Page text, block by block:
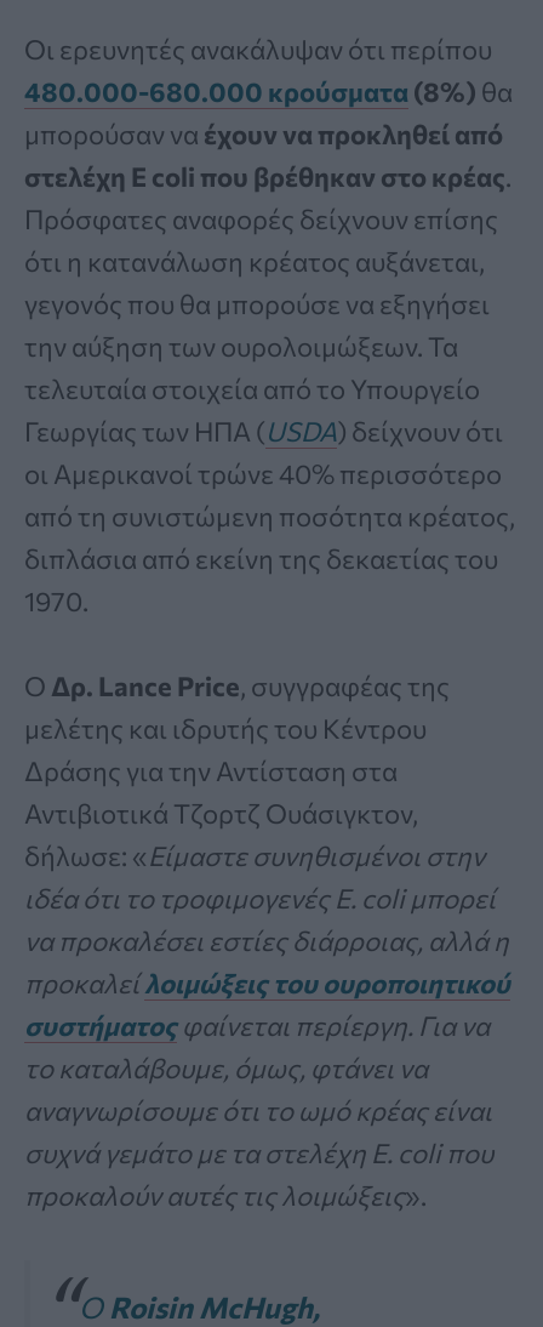
Οι ερευνητές ανακάλυψαν ότι περίπου
480.000-680.000 κρούσματα (8%) θα
μπορούσαν να έχουν να προκληθεί από
στελέχη E coli που βρέθηκαν στο κρέας.
Πρόσφατες αναφορές δείχνουν επίσης
ότι η κατανάλωση κρέατος αυξάνεται,
γεγονός που θα μπορούσε να εξηγήσει
την αύξηση των ουρολοιμώξεων. Τα
τελευταία στοιχεία από το Υπουργείο
Γεωργίας των ΗΠΑ (USDA) δείχνουν ότι
οι Αμερικανοί τρώνε 40% περισσότερο
από τη συνιστώμενη ποσότητα κρέατος,
διπλάσια από εκείνη της δεκαετίας του
1970.
Ο Δρ. Lance Price, συγγραφέας της
μελέτης και ιδρυτής του Κέντρου
Δράσης για την Αντίσταση στα
Αντιβιοτικά Τζορτζ Ουάσιγκτον,
δήλωσε: «Είμαστε συνηθισμένοι στην
ιδέα ότι το τροφιμογενές E. coli μπορεί
να προκαλέσει εστίες διάρροιας, αλλά η
προκαλείλοιμώξεις του ουροποιητικού
συστήματοςφαίνεται περίεργη. Για να
το καταλάβουμε, όμως, φτάνει να
αναγνωρίσουμε ότι το ωμό κρέας είναι
συχνά γεμάτο με τα στελέχη E. coli που
προκαλούν αυτές τις λοιμώξεις».
Ο Roisin McHugh,